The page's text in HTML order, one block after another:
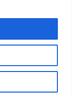
Salute